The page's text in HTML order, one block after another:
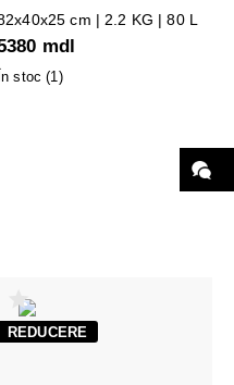
cm | 2.2 KG | 80 L
mdl
În stoc (1)
REDUCERE